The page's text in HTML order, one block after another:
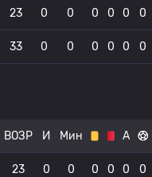
23 0 0 0 0 0 0
33 0 0 0 0 0 0
ВОЗР И Мин А
23 0 0 0 0 0 0